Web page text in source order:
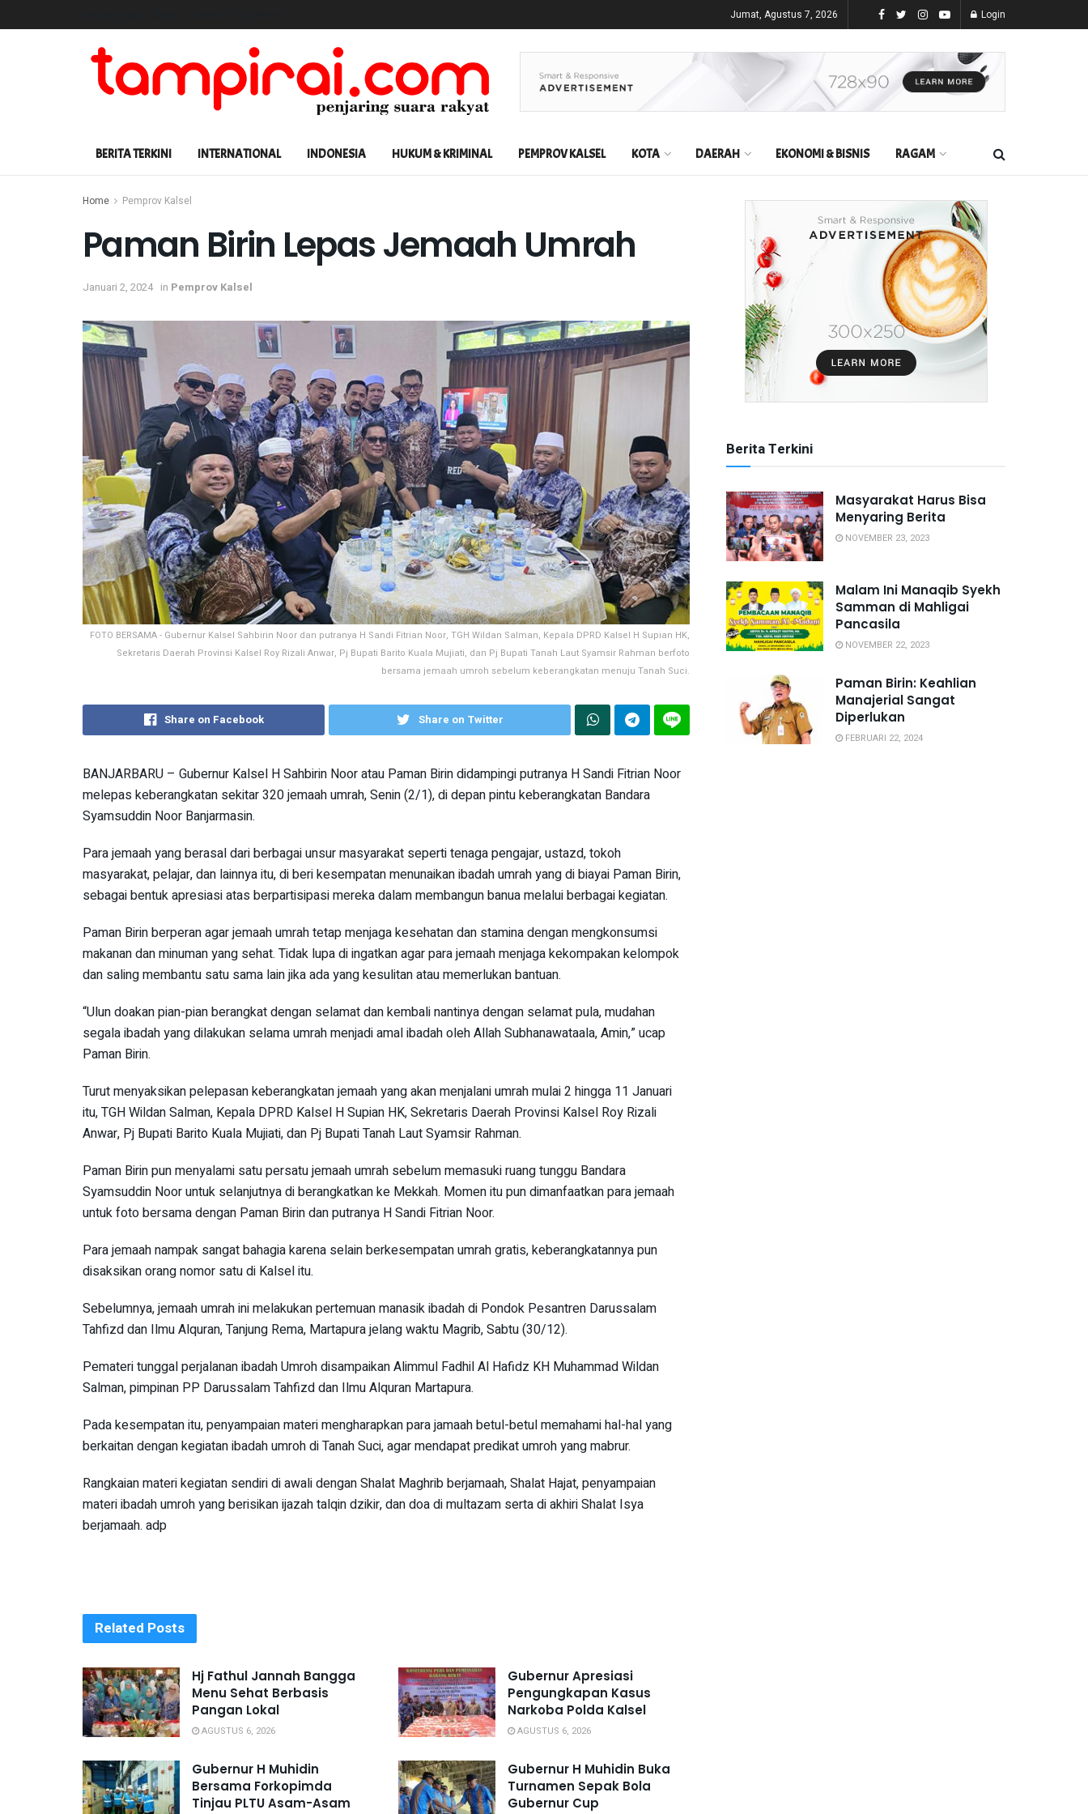
Jumat, Agustus 7, 2026 Login
BERITA TERKINI INTERNATIONAL INDONESIA HUKUM & KRIMINAL PEMPROV KALSEL KOTA DAERAH EKONOMI & BISNIS RAGAM
Home Pemprov Kalsel
Paman Birin Lepas Jemaah Umrah
Januari 2, 2024 in Pemprov Kalsel
FOTO BERSAMA - Gubernur Kalsel Sahbirin Noor dan putranya H Sandi Fitrian Noor, TGH Wildan Salman, Kepala DPRD Kalsel H Supian HK,
Sekretaris Daerah Provinsi Kalsel Roy Rizali Anwar, Pj Bupati Barito Kuala Mujiati, dan Pj Bupati Tanah Laut Syamsir Rahman berfoto
bersama jemaah umroh sebelum keberangkatan menuju Tanah Suci.
Share on Facebook Share on Twitter
BANJARBARU – Gubernur Kalsel H Sahbirin Noor atau Paman Birin didampingi putranya H Sandi Fitrian Noor
melepas keberangkatan sekitar 320 jemaah umrah, Senin (2/1), di depan pintu keberangkatan Bandara
Syamsuddin Noor Banjarmasin.
Para jemaah yang berasal dari berbagai unsur masyarakat seperti tenaga pengajar, ustazd, tokoh
masyarakat, pelajar, dan lainnya itu, di beri kesempatan menunaikan ibadah umrah yang di biayai Paman Birin,
sebagai bentuk apresiasi atas berpartisipasi mereka dalam membangun banua melalui berbagai kegiatan.
Paman Birin berperan agar jemaah umrah tetap menjaga kesehatan dan stamina dengan mengkonsumsi
makanan dan minuman yang sehat. Tidak lupa di ingatkan agar para jemaah menjaga kekompakan kelompok
dan saling membantu satu sama lain jika ada yang kesulitan atau memerlukan bantuan.
“Ulun doakan pian-pian berangkat dengan selamat dan kembali nantinya dengan selamat pula, mudahan
segala ibadah yang dilakukan selama umrah menjadi amal ibadah oleh Allah Subhanawataala, Amin,” ucap
Paman Birin.
Turut menyaksikan pelepasan keberangkatan jemaah yang akan menjalani umrah mulai 2 hingga 11 Januari
itu, TGH Wildan Salman, Kepala DPRD Kalsel H Supian HK, Sekretaris Daerah Provinsi Kalsel Roy Rizali
Anwar, Pj Bupati Barito Kuala Mujiati, dan Pj Bupati Tanah Laut Syamsir Rahman.
Paman Birin pun menyalami satu persatu jemaah umrah sebelum memasuki ruang tunggu Bandara
Syamsuddin Noor untuk selanjutnya di berangkatkan ke Mekkah. Momen itu pun dimanfaatkan para jemaah
untuk foto bersama dengan Paman Birin dan putranya H Sandi Fitrian Noor.
Para jemaah nampak sangat bahagia karena selain berkesempatan umrah gratis, keberangkatannya pun
disaksikan orang nomor satu di Kalsel itu.
Sebelumnya, jemaah umrah ini melakukan pertemuan manasik ibadah di Pondok Pesantren Darussalam
Tahfizd dan Ilmu Alquran, Tanjung Rema, Martapura jelang waktu Magrib, Sabtu (30/12).
Pemateri tunggal perjalanan ibadah Umroh disampaikan Alimmul Fadhil Al Hafidz KH Muhammad Wildan
Salman, pimpinan PP Darussalam Tahfizd dan Ilmu Alquran Martapura.
Pada kesempatan itu, penyampaian materi mengharapkan para jamaah betul-betul memahami hal-hal yang
berkaitan dengan kegiatan ibadah umroh di Tanah Suci, agar mendapat predikat umroh yang mabrur.
Rangkaian materi kegiatan sendiri di awali dengan Shalat Maghrib berjamaah, Shalat Hajat, penyampaian
materi ibadah umroh yang berisikan ijazah talqin dzikir, dan doa di multazam serta di akhiri Shalat Isya
berjamaah. adp
Related Posts
Hj Fathul Jannah Bangga
Menu Sehat Berbasis
Pangan Lokal
AGUSTUS 6, 2026
Gubernur Apresiasi
Pengungkapan Kasus
Narkoba Polda Kalsel
AGUSTUS 6, 2026
Gubernur H Muhidin
Bersama Forkopimda
Tinjau PLTU Asam-Asam
Gubernur H Muhidin Buka
Turnamen Sepak Bola
Gubernur Cup
Berita Terkini
Masyarakat Harus Bisa
Menyaring Berita
NOVEMBER 23, 2023
Malam Ini Manaqib Syekh
Samman di Mahligai
Pancasila
NOVEMBER 22, 2023
Paman Birin: Keahlian
Manajerial Sangat
Diperlukan
FEBRUARI 22, 2024